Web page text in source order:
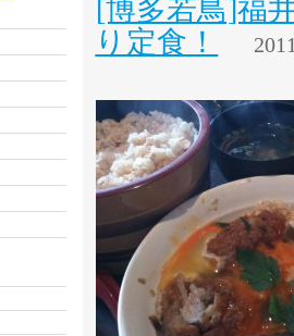
[博多若鳥]福
り定食！